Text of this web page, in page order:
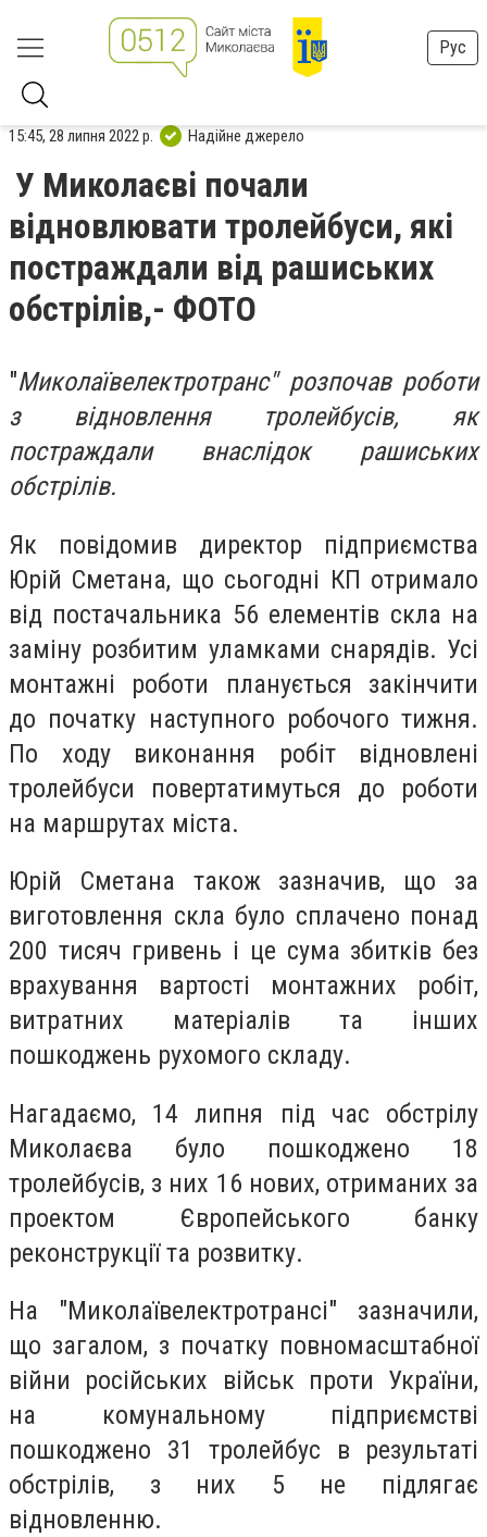
Рус
15:45, 28 липня 2022 р. Надійне джерело
У Миколаєві почали
відновлювати тролейбуси, які
постраждали від рашиських
обстрілів,- ФОТО
"Миколаївелектротранс" розпочав роботи
з відновлення тролейбусів, як
постраждали внаслідок рашиських
обстрілів.
Як повідомив директор підприємства
Юрій Сметана, що сьогодні КП отримало
від постачальника 56 елементів скла на
заміну розбитим уламками снарядів. Усі
монтажні роботи планується закінчити
до початку наступного робочого тижня.
По ходу виконання робіт відновлені
тролейбуси повертатимуться до роботи
на маршрутах міста.
Юрій Сметана також зазначив, що за
виготовлення скла було сплачено понад
200 тисяч гривень і це сума збитків без
врахування вартості монтажних робіт,
витратних матеріалів та інших
пошкоджень рухомого складу.
Нагадаємо, 14 липня під час обстрілу
Миколаєва було пошкоджено 18
тролейбусів, з них 16 нових, отриманих за
проектом Європейського банку
реконструкції та розвитку.
На "Миколаївелектротрансі" зазначили,
що загалом, з початку повномасштабної
війни російських військ проти України,
на комунальному підприємстві
пошкоджено 31 тролейбус в результаті
обстрілів, з них 5 не підлягає
відновленню.